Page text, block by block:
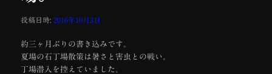
投稿日時:2016年10月3日
約三ヶ月ぶりの書き込みです。
夏場の石丁場散策は暑さと害虫との戦い。
丁場潜入を控えていました。